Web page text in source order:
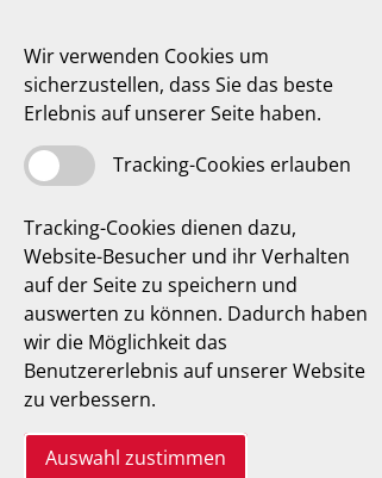
Unsere Prüfingenieure
in Münster untersuchen
wie Taxis und
(Verordnung über den
Personenverkehr).
Untersuchungen nach §§
Wir verwenden Cookies um
sicherzustellen, dass Sie das beste
Erlebnis auf unserer Seite haben.
Tracking-Cookies erlauben
Tracking-Cookies dienen dazu,
Website-Besucher und ihr Verhalten
auf der Seite zu speichern und
auswerten zu können. Dadurch haben
wir die Möglichkeit das
Benutzererlebnis auf unserer Website
zu verbessern.
Auswahl zustimmen